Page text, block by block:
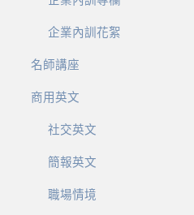
企業內訓花絮
名師講座
商用英文
社交英文
簡報英文
職場情境